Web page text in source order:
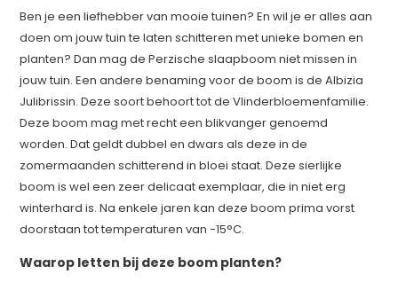
Ben je een liefhebber van mooie tuinen? En wil je er alles aan
doen om jouw tuin te laten schitteren met unieke bomen en
planten? Dan mag de Perzische slaapboom niet missen in
jouw tuin. Een andere benaming voor de boom is de Albizia
Julibrissin. Deze soort behoort tot de Vlinderbloemenfamilie.
Deze boom mag met recht een blikvanger genoemd
worden. Dat geldt dubbel en dwars als deze in de
zomermaanden schitterend in bloei staat. Deze sierlijke
boom is wel een zeer delicaat exemplaar, die in niet erg
winterhard is. Na enkele jaren kan deze boom prima vorst
doorstaan tot temperaturen van -15°C.
Waarop letten bij deze boom planten?